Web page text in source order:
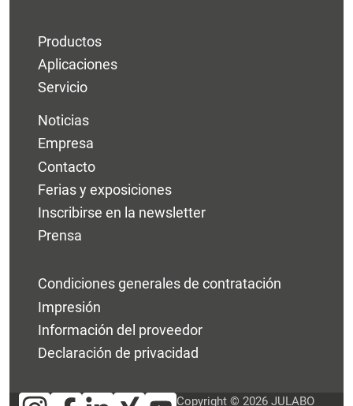
Productos
Aplicaciones
Servicio
Noticias
Empresa
Contacto
Ferias y exposiciones
Inscribirse en la newsletter
Prensa
Condiciones generales de contratación
Impresión
Información del proveedor
Declaración de privacidad
Copyright © 2026 JULABO